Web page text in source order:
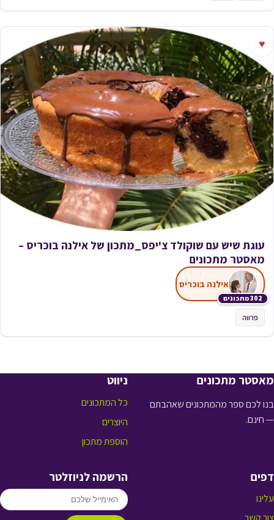
♥
עוגת שיש עם שוקולד צ'יפס_מתכון של אילנה בוכריס –
מאסטר מתכונים
302 מתכונים
אילנה בוכריס
פרווה
מאסטר מתכונים
בנו לכם ספר מהמתכונים שאהבתם
— חינם.
ניווט
כל המתכונים
היוצרים
הוספת מתכון
דפים
עלינו
הרשמה לניוזלטר